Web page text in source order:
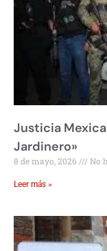
Justicia
Jardinero»
8 de mayo, 2026 No
Leer más »